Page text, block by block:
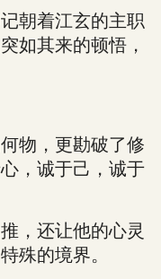
朝着江玄的主职
如其来的顿悟，
物，更勘破了修
，诚于己，诚于
，还让他的心灵
殊的境界。